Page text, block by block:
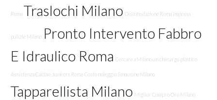
Roma Traslochi Milano Disinfestazione Roma Impresa
pulizie Milano Pronto Intervento Fabbro
E Idraulico Roma Cercare a Milano un chirurgo plastico
Assistenza Caldaie Junkers Roma Costo noleggio limousine Milano
Tapparellista Milano Miglior Compro Oro Milano